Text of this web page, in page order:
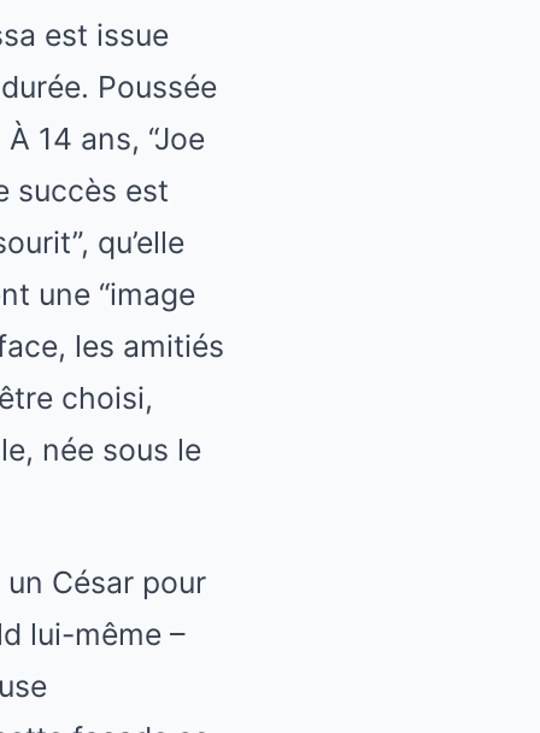
est issue
Poussée
14 ans, “Joe
succès est
qu’elle
une “image
les amitiés
choisi,
née sous le
un César pour
lui-même –